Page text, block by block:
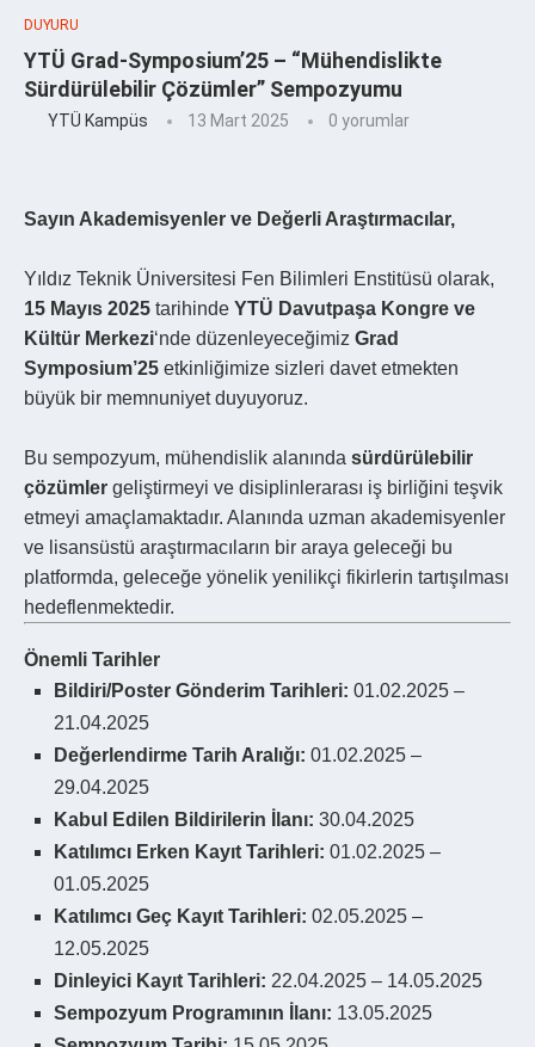
DUYURU
YTÜ Grad-Symposium’25 – “Mühendislikte
Sürdürülebilir Çözümler” Sempozyumu
YTÜ Kampüs 13 Mart 2025 0 yorumlar
Sayın Akademisyenler ve Değerli Araştırmacılar,
Yıldız Teknik Üniversitesi Fen Bilimleri Enstitüsü olarak,
15 Mayıs 2025 tarihinde YTÜ Davutpaşa Kongre ve
Kültür Merkezi‘nde düzenleyeceğimiz Grad
Symposium’25 etkinliğimize sizleri davet etmekten
büyük bir memnuniyet duyuyoruz.
Bu sempozyum, mühendislik alanında sürdürülebilir
çözümler geliştirmeyi ve disiplinlerarası iş birliğini teşvik
etmeyi amaçlamaktadır. Alanında uzman akademisyenler
ve lisansüstü araştırmacıların bir araya geleceği bu
platformda, geleceğe yönelik yenilikçi fikirlerin tartışılması
hedeflenmektedir.
Önemli Tarihler
Bildiri/Poster Gönderim Tarihleri: 01.02.2025 –
21.04.2025
Değerlendirme Tarih Aralığı: 01.02.2025 –
29.04.2025
Kabul Edilen Bildirilerin İlanı: 30.04.2025
Katılımcı Erken Kayıt Tarihleri: 01.02.2025 –
01.05.2025
Katılımcı Geç Kayıt Tarihleri: 02.05.2025 –
12.05.2025
Dinleyici Kayıt Tarihleri: 22.04.2025 – 14.05.2025
Sempozyum Programının İlanı: 13.05.2025